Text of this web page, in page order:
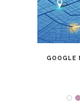
GOOGLE